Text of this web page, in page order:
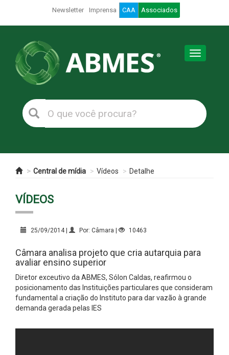
Newsletter Imprensa CAA Associados
Toggle
Central de mídia Vídeos Detalhe
VÍDEOS
25/09/2014 | Por: Câmara | 10463
Câmara analisa projeto que cria autarquia para
avaliar ensino superior
Diretor exceutivo da ABMES, Sólon Caldas, reafirmou o
posicionamento das Instituições particulares que consideram
fundamental a criação do Instituto para dar vazão à grande
demanda gerada pelas IES